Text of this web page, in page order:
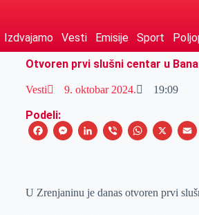
Izdvajamo Vesti Emisije Sport
Otvoren prvi slušni centar u
Vesti 9. oktobar 2024. 19:09
Podeli:
F
e
M
s
L
k
V
e
W
t
X
E
i
U Zrenjaninu je danas otvoren prvi